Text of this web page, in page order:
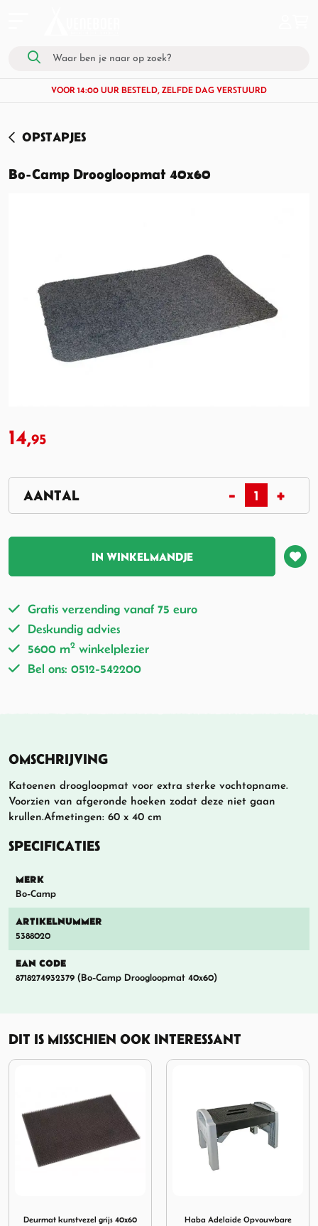
VOOR 14:00 UUR BESTELD, ZELFDE DAG VERSTUURD
OPSTAPJES
Bo-Camp Droogloopmat 40x60
14,95
IN WINKELMANDJE
Gratis verzending vanaf 75 euro
Deskundig advies
5600 m2 winkelplezier
Bel ons: 0512-542200
OMSCHRIJVING
Katoenen droogloopmat voor extra sterke vochtopname.
Voorzien van afgeronde hoeken zodat deze niet gaan
krullen.Afmetingen: 60 x 40 cm
SPECIFICATIES
MERK
Bo-Camp
ARTIKELNUMMER
5388020
EAN CODE
8718274932379 (Bo-Camp Droogloopmat 40x60)
DIT IS MISSCHIEN OOK INTERESSANT
Haba Adelaide Opvouwbare
DWS Opstapje kunststof